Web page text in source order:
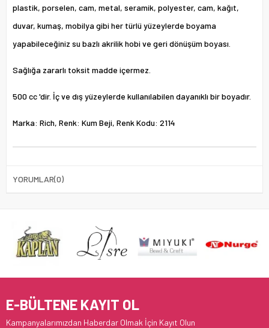
plastik, porselen, cam, metal, seramik, polyester, cam, kağıt,
duvar, kumaş, mobilya gibi her türlü yüzeylerde boyama
yapabileceğiniz su bazlı akrilik hobi ve geri dönüşüm boyası.
Sağlığa zararlı toksit madde içermez.
500 cc 'dir. İç ve dış yüzeylerde kullanılabilen dayanıklı bir boyadır.
Marka: Rich, Renk: Kum Beji, Renk Kodu: 2114
YORUMLAR(0)
E-BÜLTENE KAYIT OL
Kampanyalarımızdan Haberdar Olmak İçin Kayıt Olun